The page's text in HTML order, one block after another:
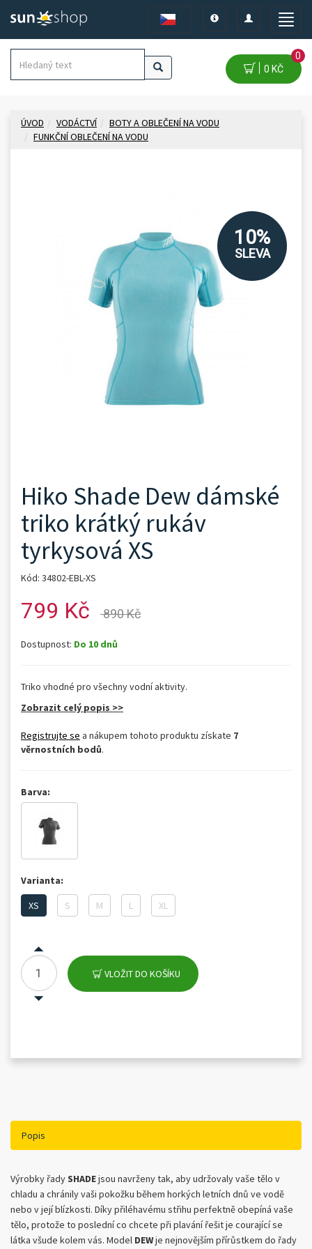
Toggle
Toggle
navigation
Toggle
0 KČ
0
ÚVOD VODÁCTVÍ
BOTY A OBLEČENÍ NA VODU
FUNKČNÍ OBLEČENÍ NA VODU
10%
SLEVA
Hiko Shade Dew dámské
triko krátký rukáv
tyrkysová XS
Kód: 34802-EBL-XS
799 Kč 890 Kč
Dostupnost: Do 10 dnů
Triko vhodné pro všechny vodní aktivity.
Zobrazit celý popis >>
Registrujte se a nákupem tohoto produktu získate 7
věrnostních bodů.
Barva:
Varianta:
XS
S M L XL
VLOŽIT DO KOŠÍKU
Popis
Výrobky řadySHADEjsou navrženy tak, aby udržovaly vaše tělo v
chladu a chránily vaši pokožku během horkých letních dnů ve vodě
nebo v její blízkosti. Díky přiléhavému střihu perfektně obepíná vaše
tělo, protože to poslední co chcete při plavání řešit je courající se
látka všude kolem vás. Model DEWje nejnovějším přírůstkem do řady